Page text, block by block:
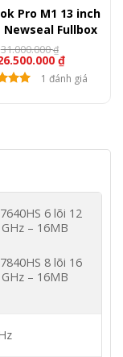
Pro M1 13 inch
Newseal Fullbox
₫
31.000.000₫
1 đánh giá
6 lõi 12
– 16MB
8 lõi 16
– 16MB